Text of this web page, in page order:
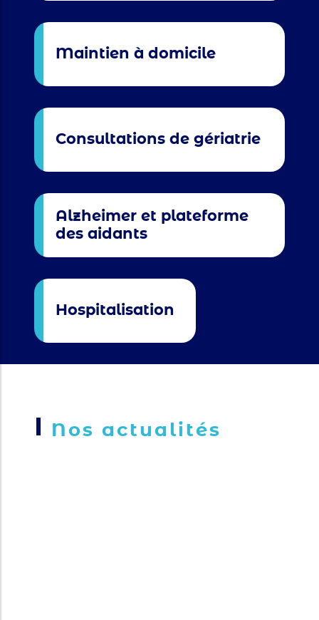
Maintien à domicile
Consultations de gériatrie
Alzheimer et plateforme
des aidants
Hospitalisation
Nos actualités